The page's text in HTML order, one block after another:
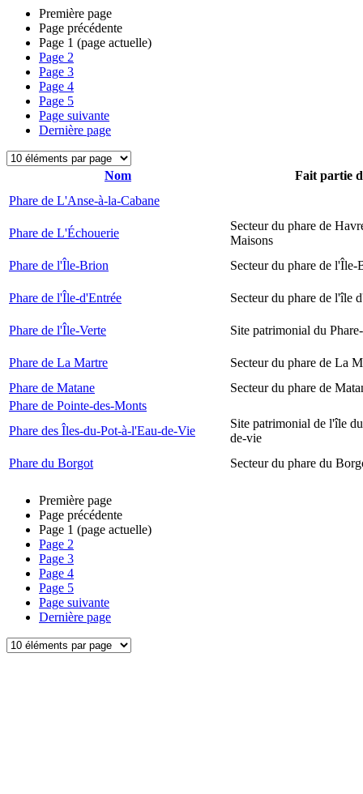
Première page
Page précédente
Page 1 (page actuelle)
Page 2
Page 3
Page 4
Page 5
Page suivante
Dernière page
Nom
Fait partie
Phare de L'Anse-à-la-Cabane
Phare de L'Échouerie
Secteur du phare de
Maisons
Phare de l'Île-Brion
Secteur du phare de l'Île-
Phare de l'Île-d'Entrée Secteur du phare de l'île
Phare de l'Île-Verte Site patrimonial du
Phare de La Martre
Secteur du phare de La
Phare de Matane
Secteur du phare de
Phare de Pointe-des-Monts
Phare des Îles-du-Pot-à-l'Eau-de-Vie
Site patrimonial de l'île
de-vie
Phare du Borgot
Secteur du phare du
Première page
Page précédente
Page 1 (page actuelle)
Page 2
Page 3
Page 4
Page 5
Page suivante
Dernière page